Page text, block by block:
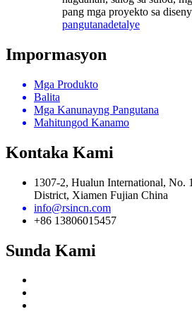
pang mga proyekto sa
pangutanadetalye
Impormasyon
Mga Produkto
Balita
Mga Kanunayng Pangutana
Mahitungod Kanamo
Kontaka Kami
1307-2, Hualun International, No.
District, Xiamen Fujian China
info@rsincn.com
+86 13806015457
Sunda Kami